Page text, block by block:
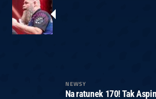
NEWSY
Na ratunek 170! Tak